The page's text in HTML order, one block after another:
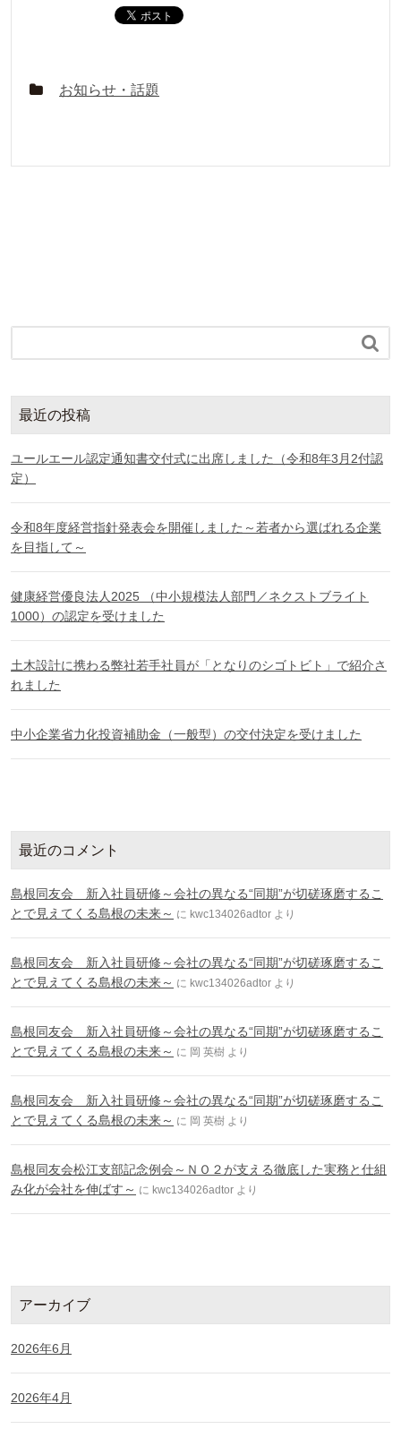
お知らせ・話題

最近の投稿
ユールエール認定通知書交付式に出席しました（令和8年3月2付認
定）
令和8年度経営指針発表会を開催しました～若者から選ばれる企業
を目指して～
健康経営優良法人2025 （中小規模法人部門／ネクストブライト
1000）の認定を受けました
土木設計に携わる弊社若手社員が「となりのシゴトビト」で紹介さ
れました
中小企業省力化投資補助金（一般型）の交付決定を受けました
最近のコメント
島根同友会 新入社員研修～会社の異なる“同期”が切磋琢磨するこ
とで見えてくる島根の未来～ に kwc134026adtor より
島根同友会 新入社員研修～会社の異なる“同期”が切磋琢磨するこ
とで見えてくる島根の未来～ に kwc134026adtor より
島根同友会 新入社員研修～会社の異なる“同期”が切磋琢磨するこ
とで見えてくる島根の未来～ に 岡 英樹 より
島根同友会 新入社員研修～会社の異なる“同期”が切磋琢磨するこ
とで見えてくる島根の未来～ に 岡 英樹 より
島根同友会松江支部記念例会～ＮＯ２が支える徹底した実務と仕組
み化が会社を伸ばす～ に kwc134026adtor より
アーカイブ
2026年6月
2026年4月